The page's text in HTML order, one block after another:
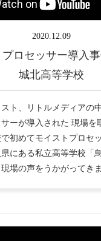
2020.12.09
ロセッサー導入
城北高等学校
ト、リトルメディアの
ーが導入された 現場を
初めてモイストプロセ
にある私立高等学校「
場の声をうかがってきま